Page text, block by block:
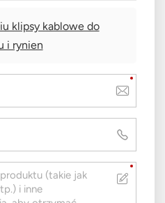
klipsy kablowe do
i rynien